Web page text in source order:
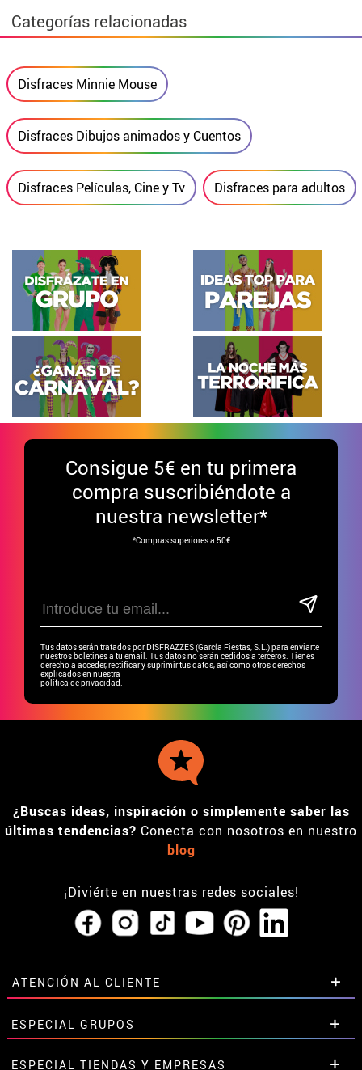
Categorías relacionadas
Disfraces Minnie Mouse
Disfraces Dibujos animados y Cuentos
Disfraces Películas, Cine y Tv Disfraces para adultos
Consigue 5€ en tu primera
compra suscribiéndote a
nuestra newsletter*
*Compras superiores a 50€
Tus datos serán tratados por DISFRAZZES (García Fiestas, S.L.) para enviarte
nuestros boletines a tu email. Tus datos no serán cedidos a terceros. Tienes
derecho a acceder, rectificar y suprimir tus datos, así como otros derechos
explicados en nuestra
política de privacidad.
¿Buscas ideas, inspiración o simplemente saber las
últimas tendencias? Conecta con nosotros en nuestro
blog
¡Diviérte en nuestras redes sociales!
ATENCIÓN AL CLIENTE
• Horario tienda IBI
•Descuento estudiantes
• Sobre nosotros
ESPECIAL GRUPOS
Descuentos especiales para grupos.
ESPECIAL TIENDAS Y EMPRESAS